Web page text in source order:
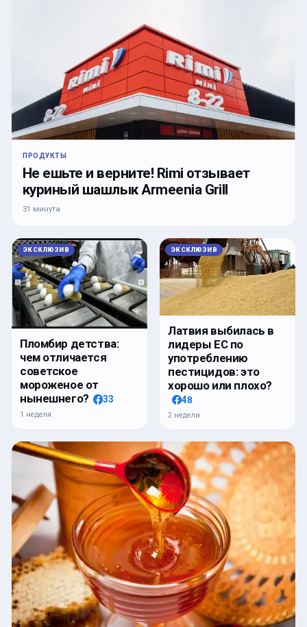
ПРОДУКТЫ
Не ешьте и верните! Rimi отзывает
куриный шашлык Armeenia Grill
31 минута
ЭКСКЛЮЗИВ
Пломбир детства:
чем отличается
советское
мороженое от
нынешнего?
33
1 неделя
ЭКСКЛЮЗИВ
Латвия выбилась в
лидеры ЕС по
употреблению
пестицидов: это
хорошо или плохо?
48
2 недели